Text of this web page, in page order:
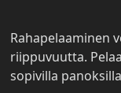
Rahapelaaminen
riippuvuutta.
sopivilla